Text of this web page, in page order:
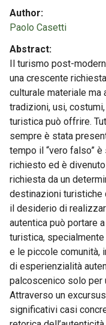
Author
Paolo Casetti
Abstract
Il turismo post-
una crescente
culturale materiale ma
tradizioni, usi,
turistica può offrire.
sempre è stata
tempo il “vero falso”
richiesto ed è
richiesta da un
destinazioni turistiche
il desiderio di
autentica può portare
turistica,
e le piccole comunità,
di esperienzialità
palcoscenico solo per
Attraverso un
significativi casi